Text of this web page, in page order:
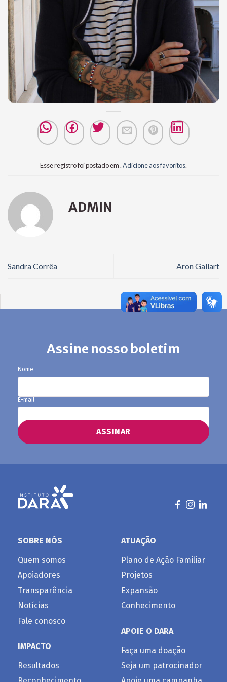
Esse registro foi postado em .Adicione aos favoritos.
ADMIN
Sandra Corrêa Aron Gallart
Assine nosso boletim
Nome
E-mail
SOBRE NÓS
Quem somos
Apoiadores
Transparência
Notícias
Fale conosco
IMPACTO
Resultados
ATUAÇÃO
Plano de Ação Familiar
Projetos
Expansão
Conhecimento
APOIE O DARA
Faça uma doação
Seja um patrocinador